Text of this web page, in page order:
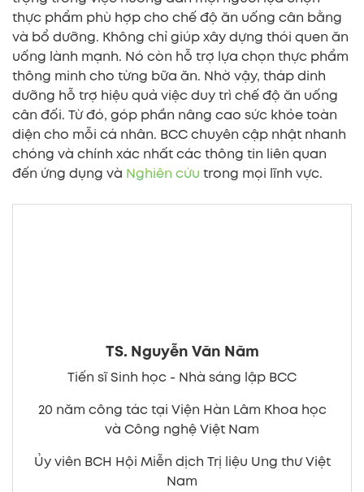
thực phẩm phù hợp cho chế độ ăn uống cân bằng
và bổ dưỡng. Không chỉ giúp xây dựng thói quen ăn
uống lành mạnh. Nó còn hỗ trợ lựa chọn thực phẩm
thông minh cho từng bữa ăn. Nhờ vậy, tháp dinh
dưỡng hỗ trợ hiệu quả việc duy trì chế độ ăn uống
cân đối. Từ đó, góp phần nâng cao sức khỏe toàn
diện cho mỗi cá nhân. BCC chuyên cập nhật nhanh
chóng và chính xác nhất các thông tin liên quan
đến ứng dụng và Nghiên cứu trong mọi lĩnh vực.
TS. Nguyễn Văn Năm
Tiến sĩ Sinh học - Nhà sáng lập BCC
20 năm công tác tại Viện Hàn Lâm Khoa học
và Công nghệ Việt Nam
Ủy viên BCH Hội Miễn dịch Trị liệu Ung thư Việt
Nam